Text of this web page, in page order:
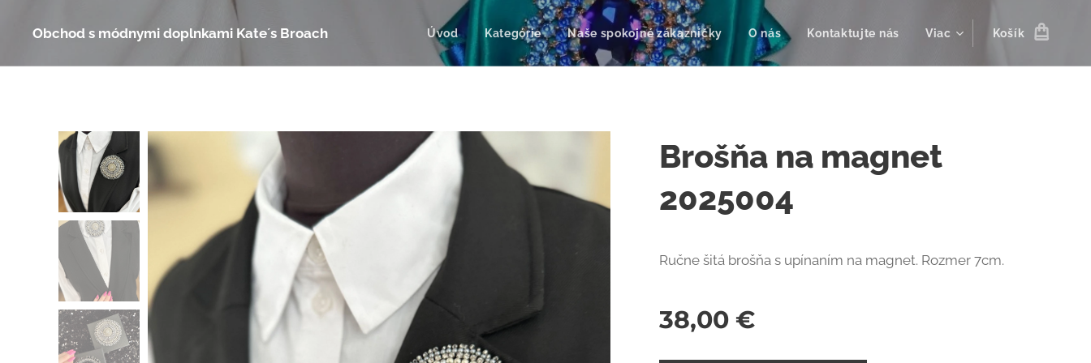
Obchod s módnymi doplnkami Kate´s Broach Úvod Kategórie Naše spokojné zákazníčky O nás Kontaktujte nás Viac Košík
Brošňa na magnet
2025004
Ručne šitá brošňa s upínaním na magnet. Rozmer 7cm.
38,00 €